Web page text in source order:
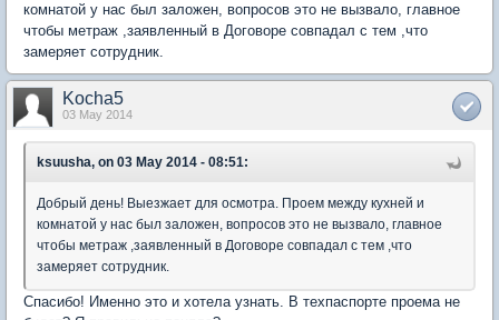
комнатой у нас был заложен, вопросов это не вызвало, главное
чтобы метраж ,заявленный в Договоре совпадал с тем ,что
замеряет сотрудник.
Kocha5
03 May 2014
ksuusha, on 03 May 2014 - 08:51:
Добрый день! Выезжает для осмотра. Проем между кухней и
комнатой у нас был заложен, вопросов это не вызвало, главное
чтобы метраж ,заявленный в Договоре совпадал с тем ,что
замеряет сотрудник.
Спасибо! Именно это и хотела узнать. В техпаспорте проема не